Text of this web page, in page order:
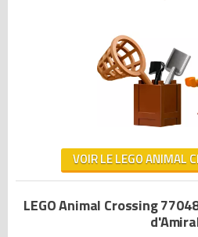
VOIR LE LEGO ANIMAL
LEGO Animal Crossing